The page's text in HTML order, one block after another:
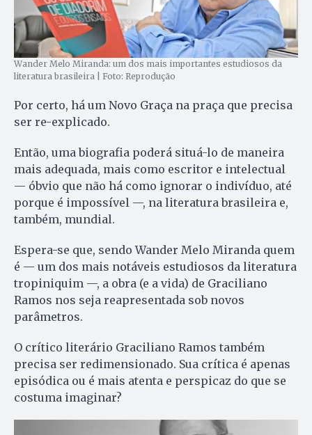
Wander Melo Miranda: um dos mais importantes estudiosos da
literatura brasileira | Foto: Reprodução
Por certo, há um Novo Graça na praça que precisa
ser re-explicado.
Então, uma biografia poderá situá-lo de maneira
mais adequada, mais como escritor e intelectual
— óbvio que não há como ignorar o indivíduo, até
porque é impossível —, na literatura brasileira e,
também, mundial.
Espera-se que, sendo Wander Melo Miranda quem
é — um dos mais notáveis estudiosos da literatura
tropiniquim —, a obra (e a vida) de Graciliano
Ramos nos seja reapresentada sob novos
parâmetros.
O crítico literário Graciliano Ramos também
precisa ser redimensionado. Sua crítica é apenas
episódica ou é mais atenta e perspicaz do que se
costuma imaginar?